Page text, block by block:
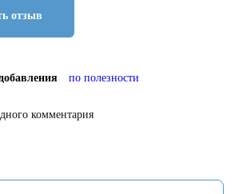
отзыв
по полезности
комментария